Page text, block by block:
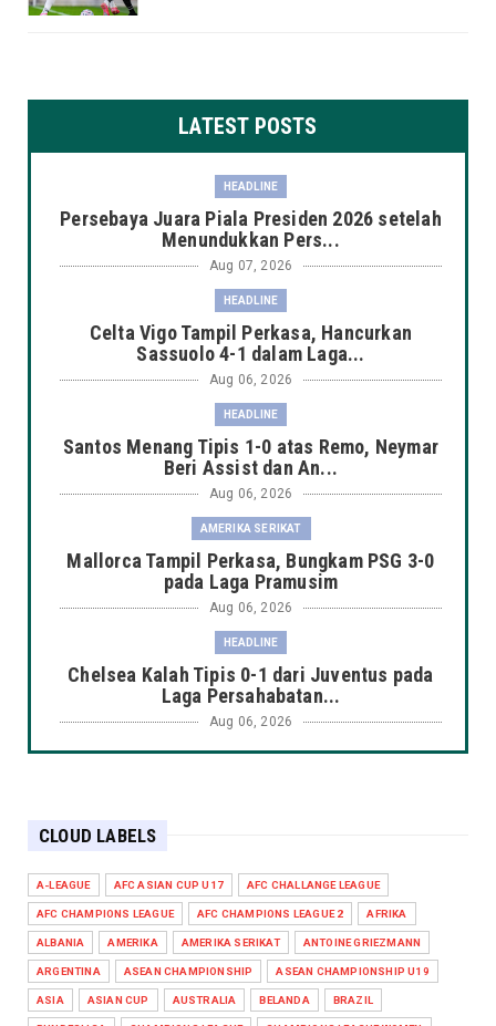
LATEST POSTS
HEADLINE
Persebaya Juara Piala Presiden 2026 setelah
Menundukkan Pers...
Aug 07, 2026
HEADLINE
Celta Vigo Tampil Perkasa, Hancurkan
Sassuolo 4-1 dalam Laga...
Aug 06, 2026
HEADLINE
Santos Menang Tipis 1-0 atas Remo, Neymar
Beri Assist dan An...
Aug 06, 2026
AMERIKA SERIKAT
Mallorca Tampil Perkasa, Bungkam PSG 3-0
pada Laga Pramusim
Aug 06, 2026
HEADLINE
Chelsea Kalah Tipis 0-1 dari Juventus pada
Laga Persahabatan...
Aug 06, 2026
HEADLINE
Arsenal Takluk 1-3 dari Real Betis dalam
Laga Pramusim di Du...
Aug 06, 2026
HEADLINE
AC Milan dan Inter Berbagi Hasil 1-1 di
CLOUD LABELS
A-LEAGUE AFC ASIAN CUP U17 AFC CHALLANGE LEAGUE
AFC CHAMPIONS LEAGUE AFC CHAMPIONS LEAGUE 2 AFRIKA
ALBANIA AMERIKA AMERIKA SERIKAT ANTOINE GRIEZMANN
ARGENTINA ASEAN CHAMPIONSHIP ASEAN CHAMPIONSHIP U19
ASIA ASIAN CUP AUSTRALIA BELANDA BRAZIL